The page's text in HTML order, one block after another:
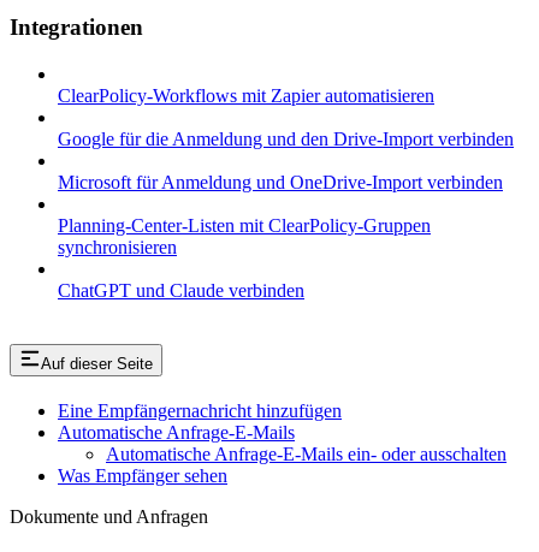
Integrationen
ClearPolicy-Workflows mit Zapier automatisieren
Google für die Anmeldung und den Drive-Import verbinden
Microsoft für Anmeldung und OneDrive-Import verbinden
Planning-Center-Listen mit ClearPolicy-Gruppen
synchronisieren
ChatGPT und Claude verbinden
Auf dieser Seite
Eine Empfängernachricht hinzufügen
Automatische Anfrage-E-Mails
Automatische Anfrage-E-Mails ein- oder ausschalten
Was Empfänger sehen
Dokumente und Anfragen